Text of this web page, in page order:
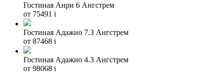
Гостиная Анри 6 Ангстрем
от 75491 i
Гостиная Адажио 7.3 Ангстрем
от 87468 i
Гостиная Адажио 4.3 Ангстрем
от 98068 i